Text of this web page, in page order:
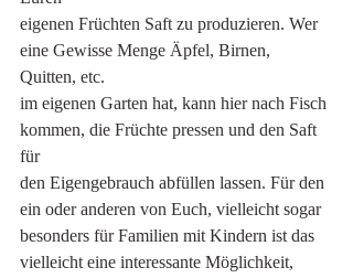
eigenen Früchten Saft zu produzieren. Wer
eine Gewisse Menge Äpfel, Birnen,
Quitten, etc.
im eigenen Garten hat, kann hier nach Fisch
kommen, die Früchte pressen und den Saft
für
den Eigengebrauch abfüllen lassen. Für den
ein oder anderen von Euch, vielleicht sogar
besonders für Familien mit Kindern ist das
vielleicht eine interessante Möglichkeit,